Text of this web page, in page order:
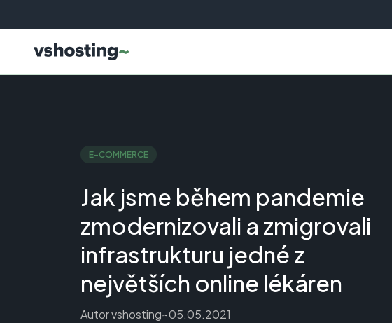
E-COMMERCE
Jak jsme během pandemie
zmodernizovali a zmigrovali
infrastrukturu jedné z
největších online lékáren
Autorvshosting~05.05.2021